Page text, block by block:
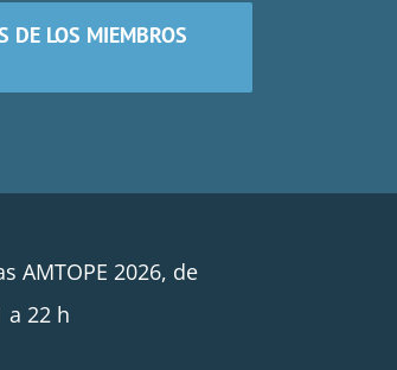
DE LOS MIEMBROS
AMTOPE 2026, de
a 22 h